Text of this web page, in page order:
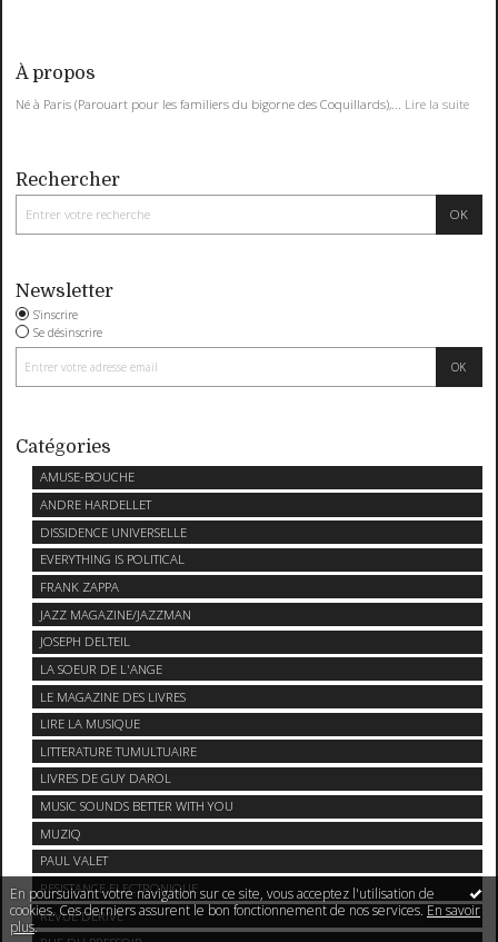
En poursuivant votre navigation sur ce site, vous acceptez l'utilisation de
cookies. Ces derniers assurent le bon fonctionnement de nos services.En savoir
plus.
À propos
Né à Paris (Parouart pour les familiers du bigorne des Coquillards),... Lire la suite
Rechercher
Newsletter
S'inscrire
Se désinscrire
Catégories
AMUSE-BOUCHE
ANDRE HARDELLET
DISSIDENCE UNIVERSELLE
EVERYTHING IS POLITICAL
FRANK ZAPPA
JAZZ MAGAZINE/JAZZMAN
JOSEPH DELTEIL
LA SOEUR DE L'ANGE
LE MAGAZINE DES LIVRES
LIRE LA MUSIQUE
LITTERATURE TUMULTUAIRE
LIVRES DE GUY DAROL
MUSIC SOUNDS BETTER WITH YOU
MUZIQ
PAUL VALET
RESISTANCE ELECTRONIQUE
REVUE DERIVE